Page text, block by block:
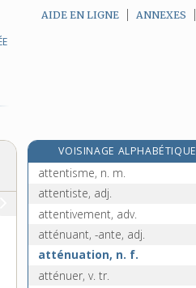
AIDE EN LIGNE ANNEXES
VOISINAGE ALPHABÉTIQUE
attentionné, -ée, adj.
attentisme, n. m.
attentiste, adj.
attentivement, adv.
atténuant, -ante, adj.
atténuation, n. f.
atténuer, v. tr.